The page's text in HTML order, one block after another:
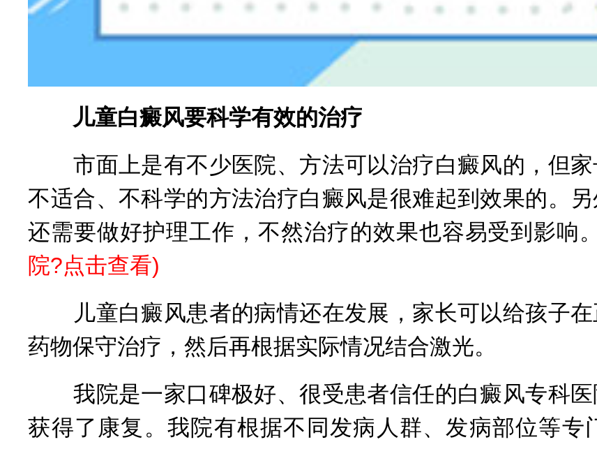
儿童白癜风要科学有效的治疗
市面上是有不少医院、方法可以治疗白癜风的，但家
不适合、不科学的方法治疗白癜风是很难起到效果的。
还需要做好护理工作，不然治疗的效果也容易受到影响。
院?点击查看)
儿童白癜风患者的病情还在发展，家长可以给孩子在
药物保守治疗，然后再根据实际情况结合激光。
我院是一家口碑极好、很受患者信任的白癜风专科医
获得了康复。我院有根据不同发病人群、发病部位等专